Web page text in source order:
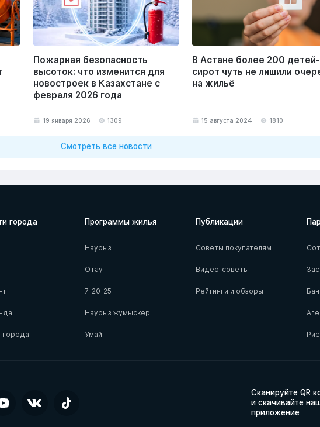
Пожарная безопасность
высоток: что изменится для
новостроек в Казахстане с
февраля 2026 года
19 января 2026 1309
В Астане более 200 детей-
сирот чуть не лишили
на жильё
15 августа 2024 1810
Смотреть все новости
города
города
Программы жилья
Наурыз
Отау
7-20-25
Наурыз жұмыскер
Умай
Публикации
Советы покупателям
Видео-советы
Рейтинги и обзоры
Сканируйте QR
и скачивайте
приложение